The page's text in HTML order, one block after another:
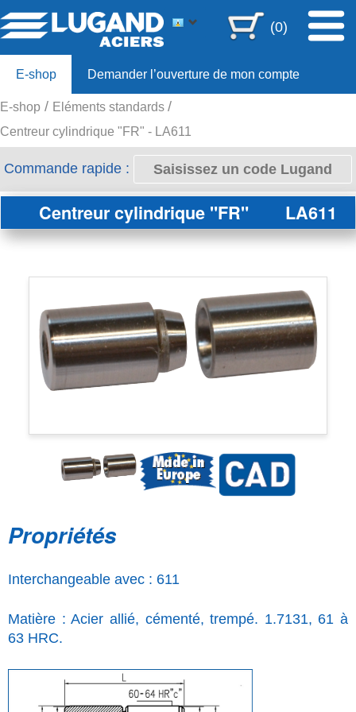
(0)
E-shop Demander l’ouverture de mon compte
Offre 80ans
E-shop
Eléments standards
Centreur cylindrique "FR" - LA611
Commande rapide :
Centreur cylindrique "FR" LA611
Propriétés
Interchangeable avec : 611
Matière : Acier allié, cémenté, trempé. 1.7131, 61 à
63 HRC.